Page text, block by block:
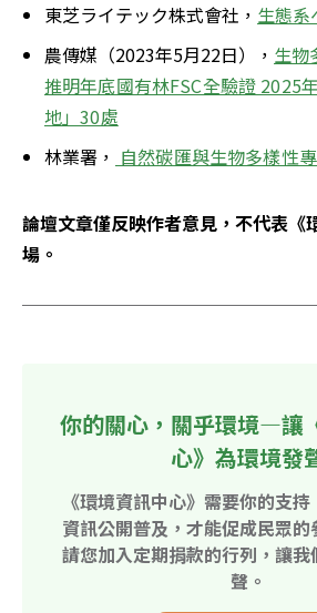
東芝ライテック株式會社， 生態系
農傳媒（2023年5月22日）， 生物
推明年底國有林FSC全驗證 2025
地」30處
林業署， 自然碳匯與生物多樣性
論壇文章僅反映作者意見，不代表《
場。
你的關心，關乎環境—讓
心》為環境發
《環境資訊中心》需要你的支
資訊公開普及，才能促成民眾
請您加入定期捐款的行列，讓
聲。